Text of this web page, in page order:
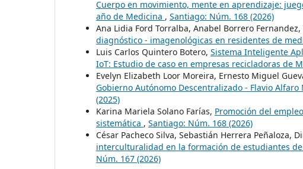
Cuerpo en movimiento, mente en aprendizaje:
año de Medicina , Santiago: Núm. 168 (2026)
Ana Lidia Ford Torralba, Anabel Borrero
diagnóstico - imagenológicas en residentes de
Luis Carlos Quintero Botero, Sistema Inteligente
IoT: Estudio de caso en empresas recicladoras de
Evelyn Elizabeth Loor Moreira, Ernesto Miguel
Gobierno Autónomo Descentralizado - Flavio Alfaro
(2025)
Karina Mariela Solano Farías, Promoción del
sistemática , Santiago: Núm. 168 (2026)
César Pacheco Silva, Sebastián Herrera Peñaloza,
interculturalidad en la formación de estudiantes
Núm. 167 (2026)